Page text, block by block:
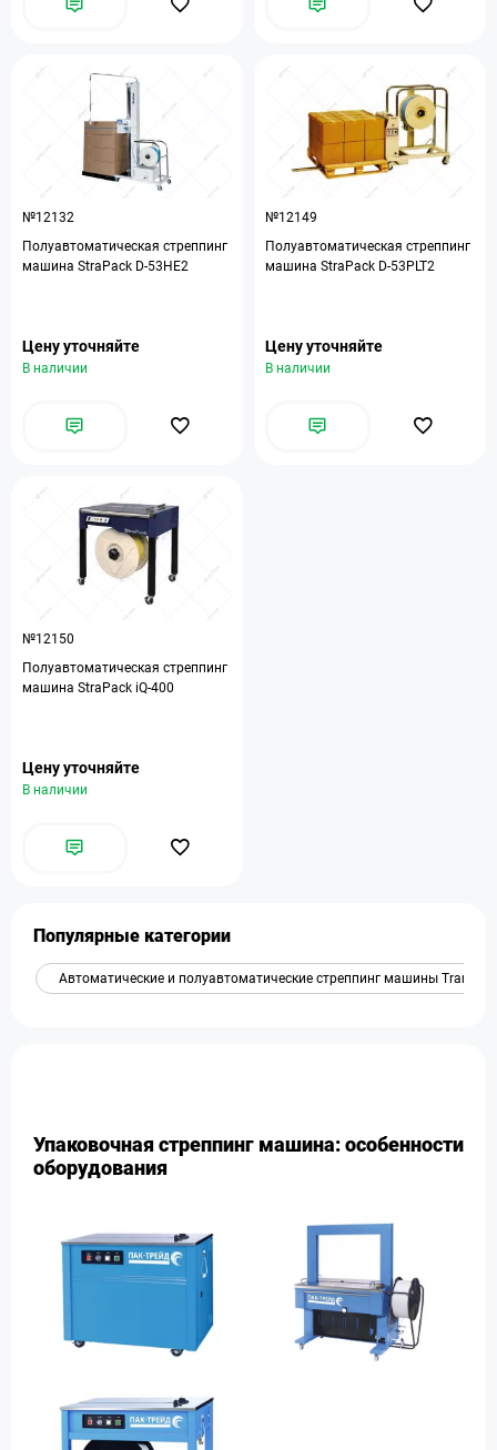
№12132
Полуавтоматическая стреппинг
машина StraPack D-53HE2
Цену уточняйте
В наличии
№12149
Полуавтоматическая стреппинг
машина StraPack D-53PLT2
Цену уточняйте
В наличии
№12150
Полуавтоматическая стреппинг
машина StraPack iQ-400
Цену уточняйте
В наличии
Популярные категории
Автоматические и полуавтоматические стреппинг машины
Упаковочная стреппинг машина: особенности
оборудования